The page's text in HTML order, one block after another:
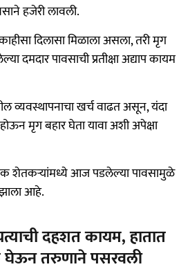
हजेरी लावली.
दिलासा मिळाला असला, तरी मृग
दमदार पावसाची प्रतीक्षा अद्याप कायम
व्यवस्थापनाचा खर्च वाढत असून, यंदा
मृग बहार घेता यावा अशी अपेक्षा
शेतकऱ्यांमध्ये आज पडलेल्या पावसामुळे
आहे.
दहशत कायम, हातात
तरुणाने पसरवली